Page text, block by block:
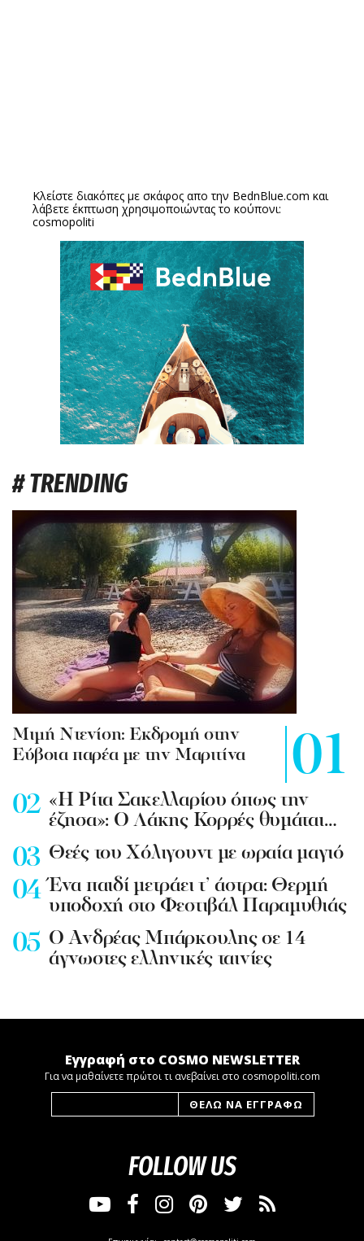
Κλείστε διακόπες με σκάφος απο την BednBlue.com και
λάβετε έκπτωση χρησιμοποιώντας το κούπονι:
cosmopoliti
# TRENDING
Mιμή Ντενίση: Εκδρομή στην
Εύβοια παρέα με την Μαριτίνα
«Η Ρίτα Σακελλαρίου όπως την
έζησα»: Ο Λάκης Κορρές θυμάται…
Θεές του Χόλιγουντ με ωραία μαγιό
Ένα παιδί μετράει τ’ άστρα: Θερμή
υποδοχή στο Φεστιβάλ Παραμυθιάς
Ο Ανδρέας Μπάρκουλης σε 14
άγνωστες ελληνικές ταινίες
Εγγραφή στο COSMO NEWSLETTER
Για να μαθαίνετε πρώτοι τι ανεβαίνει στο cosmopoliti.com
FOLLOW US